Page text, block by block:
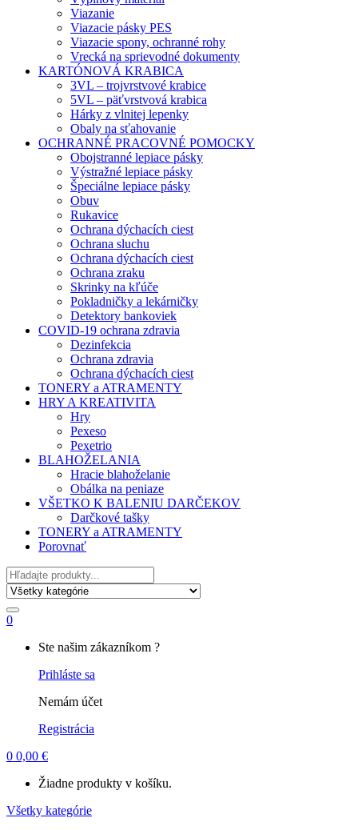
Viazanie
Viazacie pásky PES
Viazacie spony, ochranné rohy
Vrecká na sprievodné dokumenty
KARTÓNOVÁ KRABICA
3VL – trojvrstvové krabice
5VL – päťvrstvová krabica
Hárky z vlnitej lepenky
Obaly na sťahovanie
OCHRANNÉ PRACOVNÉ POMOCKY
Obojstranné lepiace pásky
Výstražné lepiace pásky
Špeciálne lepiace pásky
Obuv
Rukavice
Ochrana dýchacích ciest
Ochrana sluchu
Ochrana dýchacích ciest
Ochrana zraku
Skrinky na kľúče
Pokladničky a lekárničky
Detektory bankoviek
COVID-19 ochrana zdravia
Dezinfekcia
Ochrana zdravia
Ochrana dýchacích ciest
TONERY a ATRAMENTY
HRY A KREATIVITA
Hry
Pexeso
Pexetrio
BLAHOŽELANIA
Hracie blahoželanie
Obálka na peniaze
VŠETKO K BALENIU DARČEKOV
Darčkové tašky
TONERY a ATRAMENTY
Porovnať
Hľadať
0
Ste našim zákazníkom ?
Prihláste sa
Nemám účet
Registrácia
0 0,00 €
Žiadne produkty v košíku.
Všetky kategórie